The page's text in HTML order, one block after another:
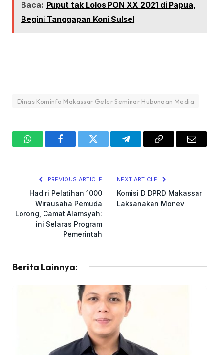
Baca: Puput tak Lolos PON XX 2021 di Papua,
Begini Tanggapan Koni Sulsel
Dinas Kominfo Makassar Gelar Seminar Hubungan Media
WhatsAppFacebookTwitter TelegramCopy
Email
PREVIOUS ARTICLE
Hadiri Pelatihan 1000
Wirausaha Pemuda
Lorong, Camat Alamsyah:
ini Selaras Program
Pemerintah
NEXT ARTICLE
Komisi D DPRD Makassar
Laksanakan Monev
Berita Lainnya: